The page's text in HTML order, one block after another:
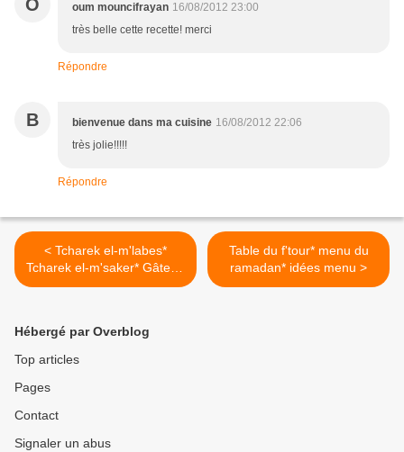
O oum mouncifrayan 16/08/2012 23:00
très belle cette recette! merci
Répondre
B bienvenue dans ma cuisine 16/08/2012 22:06
très jolie!!!!!
Répondre
< Tcharek el-m'labes*
Tcharek el-m'saker* Gâteau
pour l'aid avec plein
Table du f'tour* menu du
ramadan* idées menu >
Hébergé par Overblog
Top articles
Pages
Contact
Signaler un abus